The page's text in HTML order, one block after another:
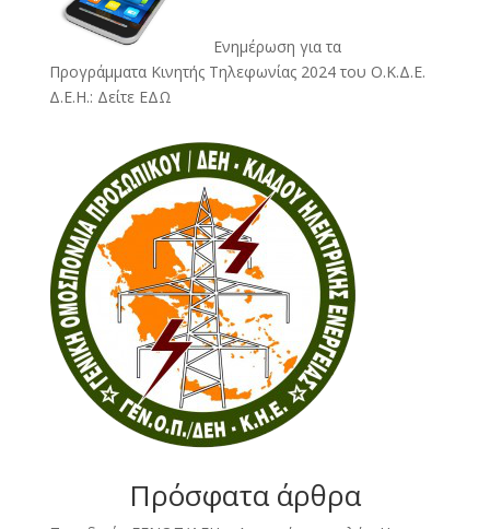
Ενημέρωση για τα
Προγράμματα Κινητής Τηλεφωνίας 2024 του Ο.Κ.Δ.Ε.
Δ.Ε.Η.: Δείτε ΕΔΩ
Πρόσφατα άρθρα